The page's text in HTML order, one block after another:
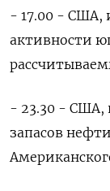
- 17.00 - США,
‌активности
- 23.30 - США,
запасов